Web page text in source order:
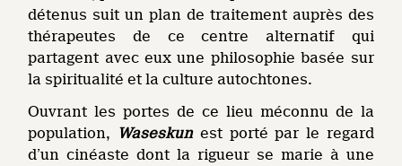
détenus suit un plan de traitement auprès des
thérapeutes de ce centre alternatif qui
partagent avec eux une philosophie basée sur
la spiritualité et la culture autochtones.
Ouvrant les portes de ce lieu méconnu de la
population, Waseskunest porté par le regard
d’un cinéaste dont la rigueur se marie à une